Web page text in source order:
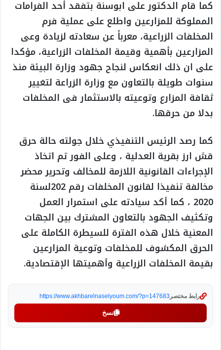
كما قام الدكتور على ابوسنة بتفقد أحد الفرامات
المملوكة للمزارعين واطلع على عملية فرم
المخلفات الزراعية، معرباً عن سعادته لزيادة وعى
المزارعين بأهمية وقيمة المخلفات الزراعية، مؤكدا
على ان ذلك انعكاس لنجاح جهود وزارة البيئة منذ
سنوات طويلة بالتعاون مع وزارة الزراعة لتغيير
ثقافة المزارع وتوعيته بالاستثمار فى المخلفات
بدلا من حرقها.
كما رصد الرئيس التنفيذي خلال جولته حالة حرق
قش ارز بقرية العدلية ، وعلى الفور تم اتخاذ
الإجراءات القانونية اللازمة للمخالف وتحرير محضر
مخالفة تنفيذا لقانون المخلفات رقم 202لسنة
2020 ، كما أكد سيادته على استمرار العمل
وتكثيف الجهود بالتعاون المشترك بين الجهات
المعنية خلال هذه الفترة للسيطرة الكاملة على
الحرق المكشوف للمخلفات وتوعية المزارعين
بقيمة المخلفات الزراعية وأهميتها الإقتصادية.
رابط مختصر https://www.akhbarelnaselyoum.com/?p=147683
نسخ